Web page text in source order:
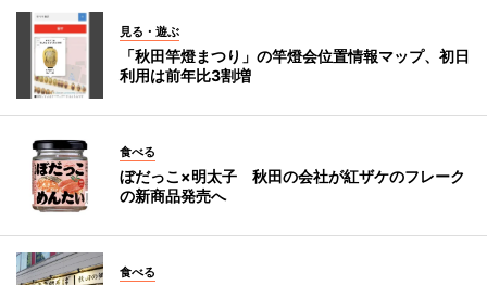
見る・遊ぶ
「秋田竿燈まつり」の竿燈会位置情報マップ、初日
利用は前年比3割増
食べる
ぼだっこ×明太子 秋田の会社が紅ザケのフレーク
の新商品発売へ
食べる